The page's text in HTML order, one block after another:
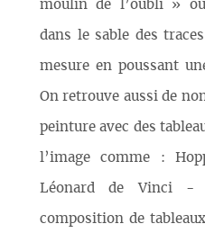
moulin de l’oubli »
dans le sable des
mesure en poussant
On retrouve aussi de
peinture avec des
l’image comme :
Léonard de Vinci -
composition de